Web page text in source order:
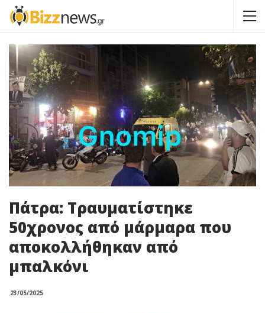
Πάτρα: Τραυματίστηκε
50χρονος από μάρμαρα που
αποκολλήθηκαν από
μπαλκόνι
23/05/2025